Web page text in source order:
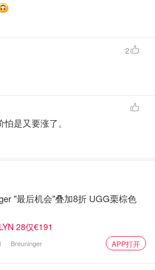
2
是又要涨了。
"最后机会"叠加8折 UGG栗棕色
28仅€191
Breuninger APP打开